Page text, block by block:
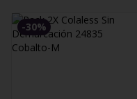
-30%